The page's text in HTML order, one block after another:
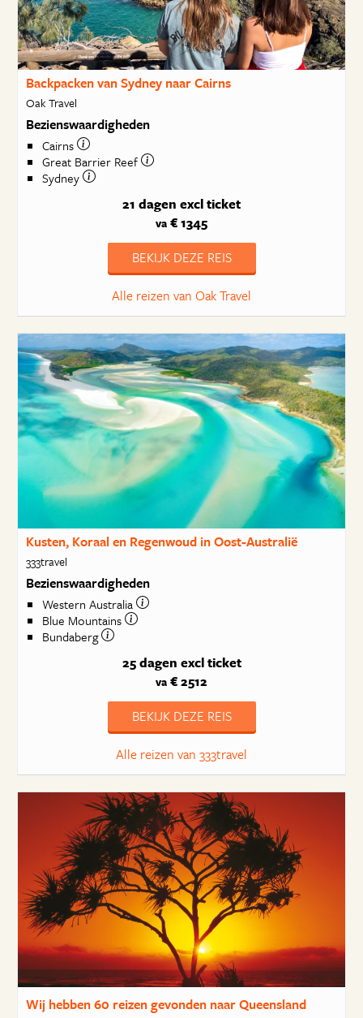
Backpacken van Sydney naar Cairns
Oak Travel
Bezienswaardigheden
Cairns
Great Barrier Reef
Sydney
21 dagen excl ticket
va € 1345
BEKIJK DEZE REIS
Alle reizen van Oak Travel
Kusten, Koraal en Regenwoud in Oost-Australië
333travel
Bezienswaardigheden
Western Australia
Blue Mountains
Bundaberg
25 dagen excl ticket
va € 2512
BEKIJK DEZE REIS
Alle reizen van 333travel
Wij hebben60 reizengevonden naar Queensland